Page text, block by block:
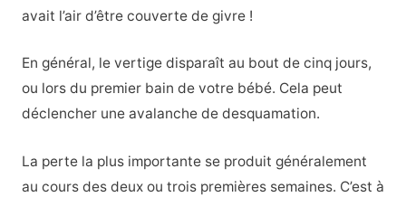
avait l’air d’être couverte de givre !
En général, le vertige disparaît au bout de cinq jours,
ou lors du premier bain de votre bébé. Cela peut
déclencher une avalanche de desquamation.
La perte la plus importante se produit généralement
au cours des deux ou trois premières semaines. C’est à